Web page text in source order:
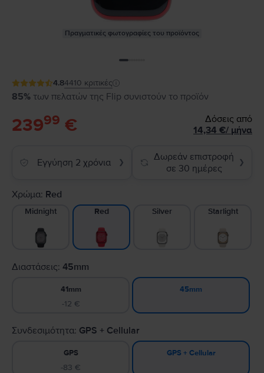
Πραγματικές φωτογραφίες του προϊόντος
4.84410 κριτικές
85% των πελατών της Flip συνιστούν το προϊόν
23999 €
Δόσεις από
14,34 €/ μήνα
Εγγύηση 2 χρόνια ❯
Δωρεάν επιστροφή
σε 30 ημέρες
❯
Χρώμα: Red
Midnight Red Silver Starlight
Διαστάσεις: 45mm
41mm
-12 €
45mm
Συνδεσιμότητα: GPS + Cellular
GPS
-83 €
GPS + Cellular